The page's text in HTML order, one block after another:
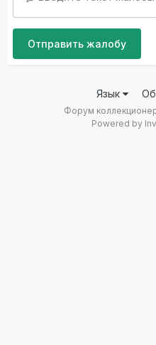
Отправить жалобу
Язык
Форум
Powered by